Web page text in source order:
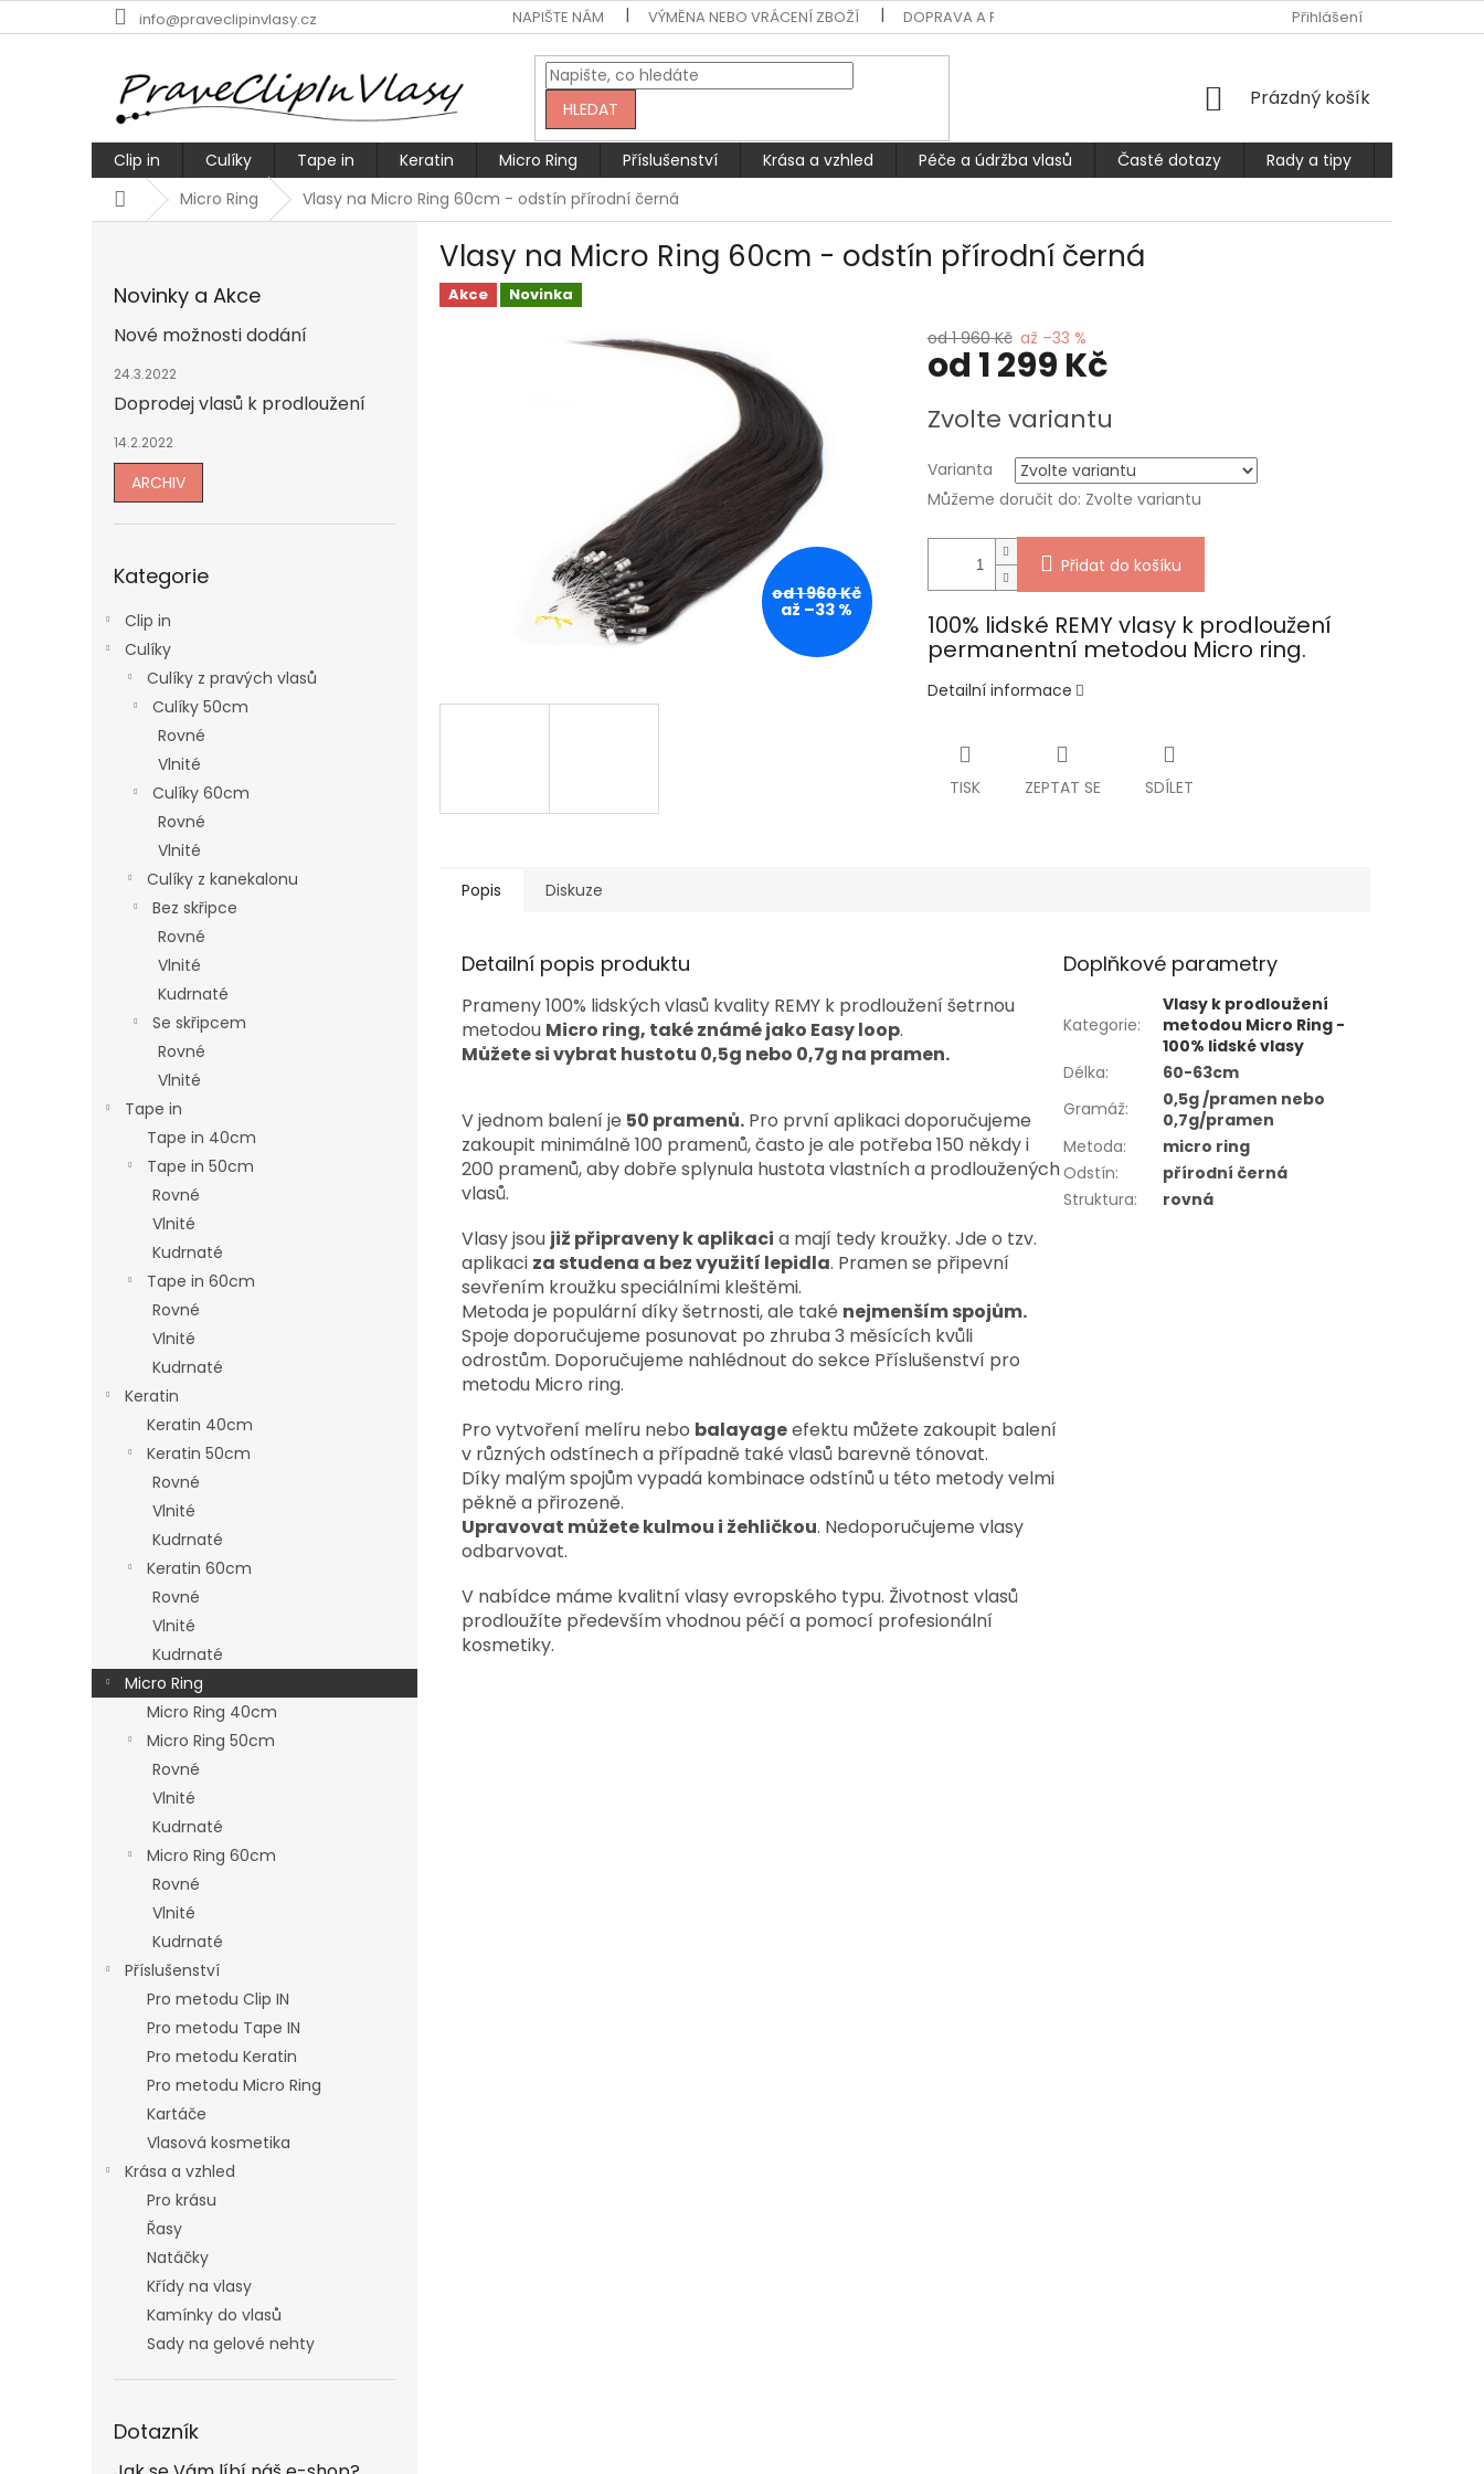
na
info@praveclipinvlasy.cz NAPIŠTE NÁM VÝMĚNA NEBO VRÁCENÍ ZBOŽÍ DOPRAVA A PLATBA OBCHODNÍ PODMÍNKY
Přihlášení
HLEDAT
NÁKUPNÍ
Prázdný košík
Clip in Culíky Tape in Keratin Micro Ring Příslušenství Krása a vzhled Péče a údržba vlasů Časté dotazy Rady a tipy
DomůMicro Ring Vlasy na Micro Ring 60cm - odstín přírodní černá
Novinky a Akce
Nové možnosti dodání
24.3.2022
Doprodej vlasů k prodloužení
14.2.2022
ARCHIV
kategorie
Kategorie
Clip in
Culíky
Culíky z pravých vlasů
Culíky 50cm
Rovné
Vlnité
Culíky 60cm
Rovné
Vlnité
Culíky z kanekalonu
Bez skřipce
Rovné
Vlnité
Kudrnaté
Se skřipcem
Rovné
Vlnité
Tape in
Tape in 40cm
Tape in 50cm
Rovné
Vlnité
Kudrnaté
Tape in 60cm
Rovné
Vlnité
Kudrnaté
Keratin
Keratin 40cm
Keratin 50cm
Rovné
Vlnité
Kudrnaté
Keratin 60cm
Rovné
Vlnité
Kudrnaté
Micro Ring
Micro Ring 40cm
Micro Ring 50cm
Rovné
Vlnité
Kudrnaté
Micro Ring 60cm
Rovné
Vlnité
Kudrnaté
Příslušenství
Pro metodu Clip IN
Pro metodu Tape IN
Pro metodu Keratin
Pro metodu Micro Ring
Kartáče
Vlasová kosmetika
Krása a vzhled
Pro krásu
Řasy
Natáčky
Křídy na vlasy
Kamínky do vlasů
Sady na gelové nehty
Dotazník
Vlasy na Micro Ring 60cm - odstín přírodní černá
Akce Novinka
od 1 960 Kč
až –33 %
od 1 960 Kč až –33 %
od 1 299 Kč
cena:
Zvolte variantu
Varianta
Můžeme doručit do: Zvolte variantu
Přidat do košíku
100% lidské REMY vlasy k prodloužení
permanentní metodou Micro ring.
Detailní informace
TISK ZEPTAT SE SDÍLET
Popis Diskuze
Detailní popis produktu
Prameny 100% lidských vlasů kvality REMY k prodloužení šetrnou
metodou Micro ring, také známé jako Easy loop.
Můžete si vybrat hustotu 0,5g nebo 0,7g na pramen.
V jednom balení je 50 pramenů. Pro první aplikaci doporučujeme
zakoupit minimálně 100 pramenů, často je ale potřeba 150 někdy i
200 pramenů,aby dobře splynula hustota vlastních a prodloužených
vlasů.
Vlasy jsou již připraveny k aplikaci a mají tedy kroužky. Jde o tzv.
aplikaci za studena a bez využití lepidla. Pramen se připevní
sevřením kroužku speciálními kleštěmi.
Metoda je populární díky šetrnosti, ale také nejmenším spojům.
Spoje doporučujeme posunovat po zhruba 3 měsících kvůli
odrostům. Doporučujeme nahlédnout do sekce Příslušenství pro
metodu Micro ring.
Pro vytvoření melíru nebo balayageefektu můžete zakoupit balení
v různých odstínech a případně také vlasů barevně tónovat.
Díky malým spojům vypadá kombinace odstínů u této metody velmi
pěkně a přirozeně.
Upravovat můžete kulmou i žehličkou. Nedoporučujeme vlasy
odbarvovat.
V nabídce máme kvalitní vlasy evropského typu. Životnost vlasů
prodloužíte především vhodnou péčí a pomocí profesionální
kosmetiky.
Doplňkové parametry
Kategorie:
Vlasy k prodloužení
metodou Micro Ring -
100% lidské vlasy
Délka:
60-63cm
Gramáž:
0,5g /pramen nebo
0,7g/pramen
Metoda:
micro ring
Odstín:
přírodní černá
Struktura: rovná